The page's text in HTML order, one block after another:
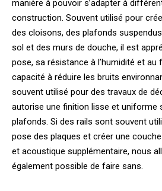
manière à pouvoir s’adapter à
construction. Souvent utilisé pour
des cloisons, des plafonds
sol et des murs de douche, il est
pose, sa résistance à l’humidité et au
capacité à réduire les bruits
souvent utilisé pour des travaux de
autorise une finition lisse et uniforme
plafonds. Si des rails sont souvent
pose des plaques et créer une
et acoustique supplémentaire, nous
également possible de faire sans.